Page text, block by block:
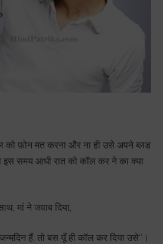
को फ़ोन मत करना और ना ही उसे अपने ब्लड
समय आधी रात को कॉल कर ने का क्या
मां ने जवाब दिया,
हैं, तो बस यूँ ही कॉल कर दिया उसे”।